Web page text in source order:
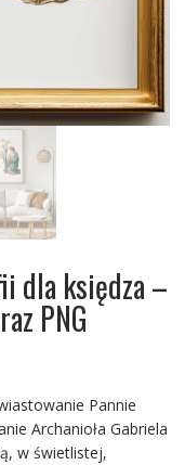
dla księdza –
PNG
Pannie
Archanioła Gabriela
w świetlistej,